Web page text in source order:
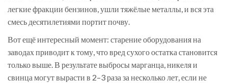
легкие фракции бензинов, ушли тяжёлые металлы, и вся эта
смесь десятилетиями портит почву.
Вот ещё интересный момент: старение оборудования на
заводах приводит к тому, что вред сухого остатка становится
только выше. В результате выбросы марганца, никеля и
свинца могут вырасти в 2–3 раза за несколько лет, если не